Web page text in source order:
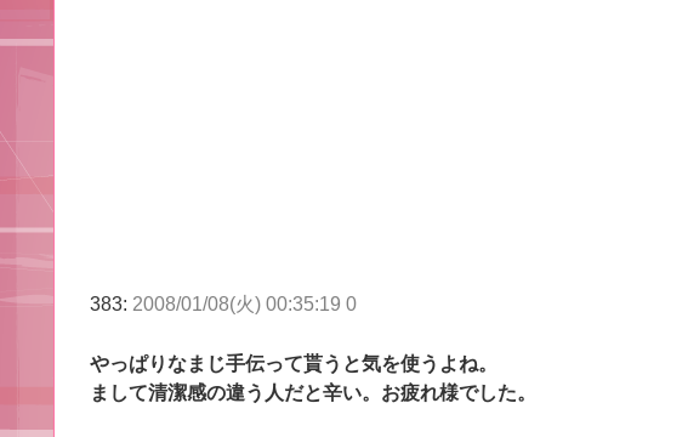
383: 2008/01/08(火) 00:35:19 0
やっぱりなまじ手伝って貰うと気を使うよね。
まして清潔感の違う人だと辛い。お疲れ様でした。